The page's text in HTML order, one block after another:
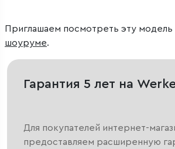
Приглашаем посмотреть эту модель
шоуруме.
Гарантия 5 лет на
Для покупателей интернет-
предоставляем расширенную